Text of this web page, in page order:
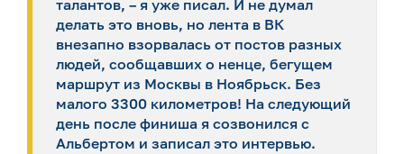
талантов, – я уже писал. И не думал
делать это вновь, но лента в ВК
внезапно взорвалась от постов разных
людей, сообщавших о ненце, бегущем
маршрут из Москвы в Ноябрьск. Без
малого 3300 километров! На следующий
день после финиша я созвонился с
Альбертом и записал это интервью.